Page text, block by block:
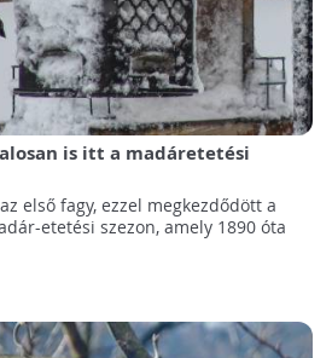
is itt a madáretetési
első fagy, ezzel megkezdődött a
etetési szezon, amely 1890 óta